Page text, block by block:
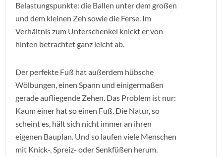
Belastungspunkte: die Ballen unter dem großen
und dem kleinen Zeh sowie die Ferse. Im
Verhältnis zum Unterschenkel knickt er von
hinten betrachtet ganz leicht ab.
Der perfekte Fuß hat außerdem hübsche
Wölbungen, einen Spann und einigermaßen
gerade aufliegende Zehen. Das Problem ist nur:
Kaum einer hat so einen Fuß. Die Natur, so
scheint es, hält sich nicht immer an ihren
eigenen Bauplan. Und so laufen viele Menschen
mit Knick-, Spreiz- oder Senkfüßen herum.